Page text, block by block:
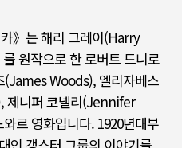
》 는 해리 그레이(Harry
를 원작으로 한 로버트 드니로
(James Woods), 엘리자베스
제니퍼 코넬리(Jennifer
르 영화입니다. 1920년대부
인 갱스터 그룹의 이야기를